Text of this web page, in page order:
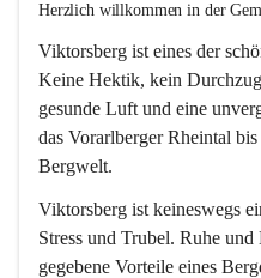
Herzlich willkommen in der
Viktorsberg ist eines der
Keine Hektik, kein
gesunde Luft und eine
das Vorarlberger Rheintal
Bergwelt.
Viktorsberg ist keineswegs
Stress und Trubel. Ruhe und
gegebene Vorteile eines